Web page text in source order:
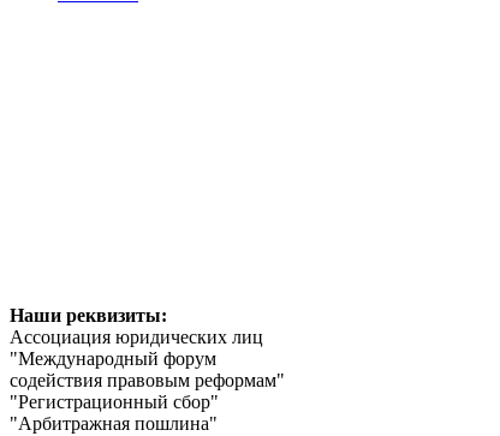
Наши реквизиты:
Ассоциация юридических лиц
"Международный форум
содействия правовым реформам"
"Регистрационный сбор"
"Арбитражная пошлина"